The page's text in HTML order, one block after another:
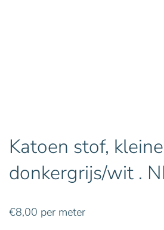
Katoen stof,
donkergrijs/wit .
€8,00 per meter